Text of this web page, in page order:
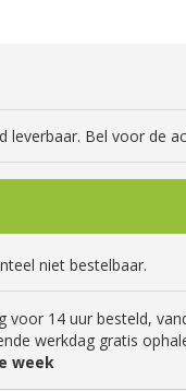
Bel voor de
niet bestelbaar.
voor 14 uur besteld,
werkdag gratis
week